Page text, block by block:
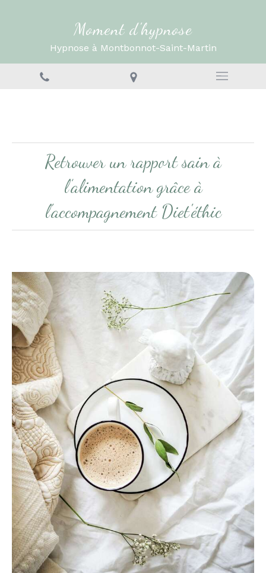
Moment d'hypnose
Hypnose à Montbonnot-Saint-Martin
Retrouver un rapport sain à
l’alimentation grâce à
l'accompagnement Diet'éthic